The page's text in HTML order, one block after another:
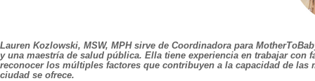
Lauren Kozlowski, MSW, MPH sirve de Coordinadora para
y una maestría de salud pública. Ella tiene experiencia en trabajar
reconocer los múltiples factores que contribuyen a la capacidad de
ciudad se ofrece.